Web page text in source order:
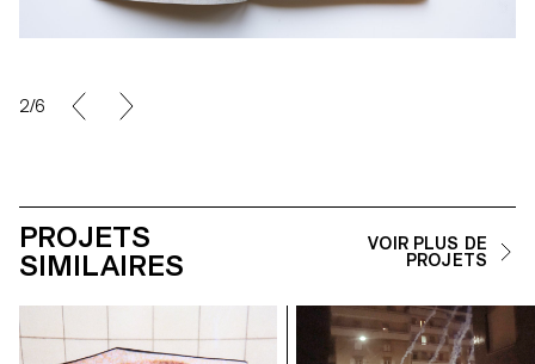
2/6
PROJETS
SIMILAIRES
VOIR PLUS DE
PROJETS